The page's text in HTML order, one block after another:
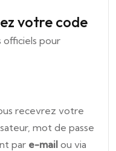
votre code
officiels pour
recevrez votre
mot de passe
par e-mail ou via